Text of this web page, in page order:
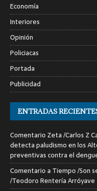
Economía
Interiores
Opinión
Policiacas
Portada
Publicidad
ENTRADAS
Comentario Zeta /Carlos Z
detecta paludismo en los
preventivas contra el
Comentario a Tiempo /Son
/Teodoro Rentería Arróyave